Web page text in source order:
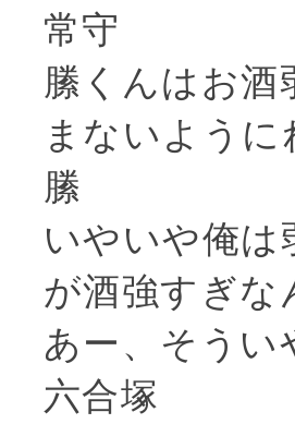
常守
縢くんはお
まないように
縢
いやいや俺
が酒強すぎな
あー、そう
六合塚